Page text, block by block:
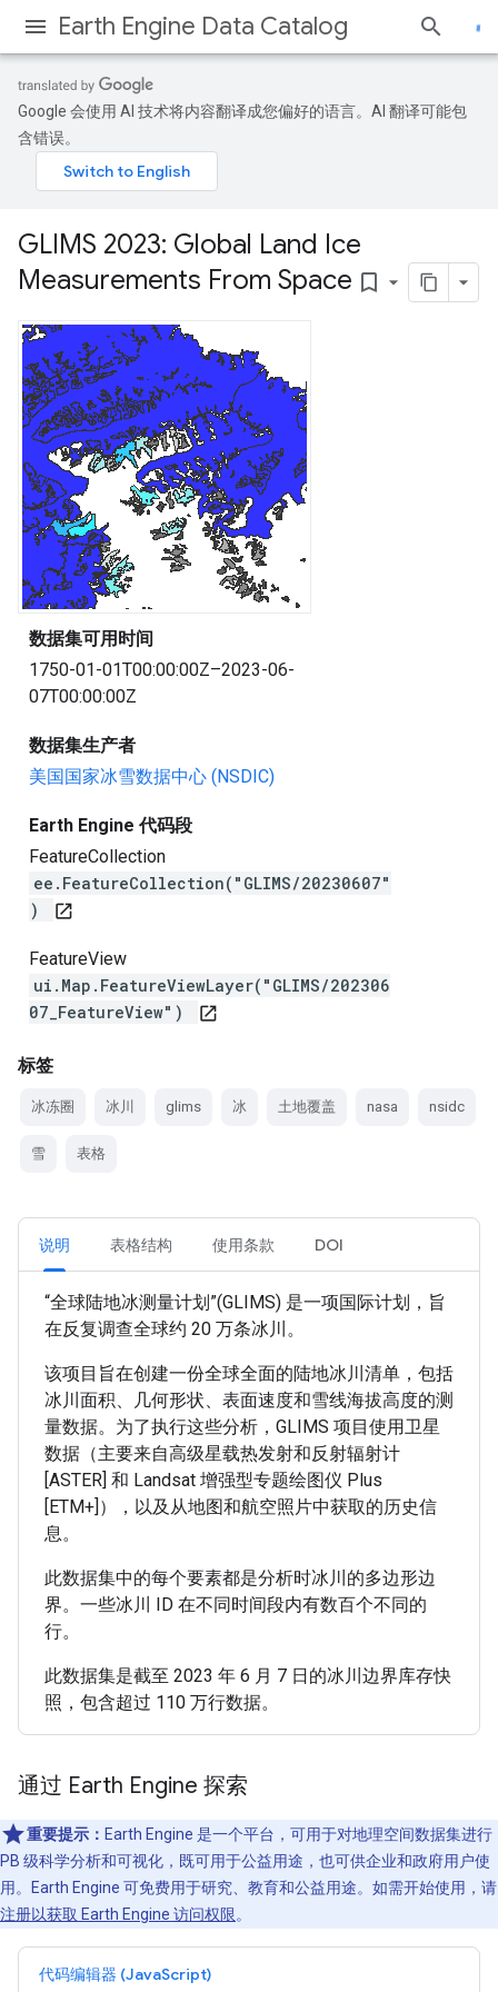
Earth Engine Data Catalog
Google 会使用 AI 技术将内容翻译成您偏好的语言。AI 翻译可能包
含错误。
GLIMS 2023: Global Land Ice
Measurements From Space bookmark_border
数据集可用时间
1750-01-01T00:00:00Z–2023-06-
07T00:00:00Z
数据集生产者
美国国家冰雪数据中心 (NSDIC)
Earth Engine 代码段
FeatureCollection
ee.FeatureCollection("GLIMS/20230607"
)
open_in_new
FeatureView
ui.Map.FeatureViewLayer("GLIMS/202306
07_FeatureView")
open_in_new
标签
冰冻圈 冰川 glims 冰 土地覆盖 nasa nsidc
雪 表格
说明 表格结构 使用条款 DOI
“全球陆地冰测量计划”(GLIMS) 是一项国际计划，旨
在反复调查全球约 20 万条冰川。
该项目旨在创建一份全球全面的陆地冰川清单，包括
冰川面积、几何形状、表面速度和雪线海拔高度的测
量数据。为了执行这些分析，GLIMS 项目使用卫星
数据（主要来自高级星载热发射和反射辐射计
[ASTER] 和 Landsat 增强型专题绘图仪 Plus
[ETM+]），以及从地图和航空照片中获取的历史信
息。
此数据集中的每个要素都是分析时冰川的多边形边
界。一些冰川 ID 在不同时间段内有数百个不同的
行。
此数据集是截至 2023 年 6 月 7 日的冰川边界库存快
照，包含超过 110 万行数据。
通过 Earth Engine 探索
重要提示： Earth Engine 是一个平台，可用于对地理空间数据集进行
PB 级科学分析和可视化，既可用于公益用途，也可供企业和政府用户使
用。Earth Engine 可免费用于研究、教育和公益用途。如需开始使用，请
注册以获取 Earth Engine 访问权限。
代码编辑器 (JavaScript)